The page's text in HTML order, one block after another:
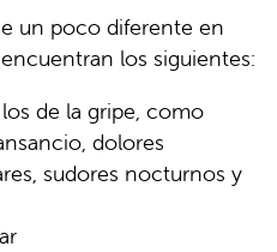
un poco diferente en
los siguientes:
de la gripe, como
dolores
sudores nocturnos y